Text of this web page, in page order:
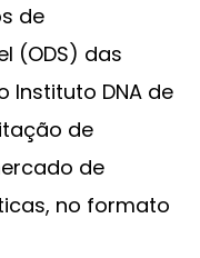
de
(ODS) das
Instituto DNA de
de
de
no formato